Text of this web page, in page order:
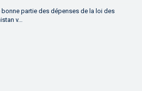
bonne partie des dépenses de la loi des
v...